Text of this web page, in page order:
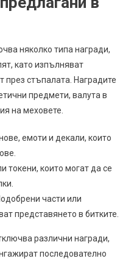
няколко типа награди,
като изпълняват
през стъпалата. Наградите
предмети, валута в
на меховете.
емоти и декали, които
токени, които могат да се
части или
представянето в битките.
различни награди,
последователно